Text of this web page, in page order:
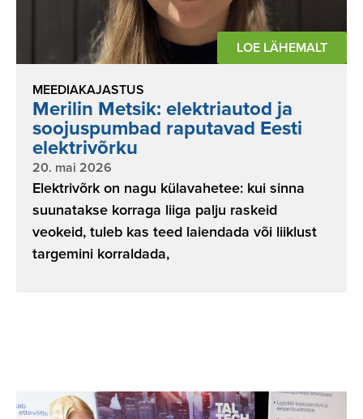
LOE LÄHEMALT
MEEDIAKAJASTUS
Merilin Metsik: elektriautod ja
soojuspumbad raputavad Eesti
elektrivõrku
20. mai 2026
Elektrivõrk on nagu külavahetee: kui sinna
suunatakse korraga liiga palju raskeid
veokeid, tuleb kas teed laiendada või liiklust
targemini korraldada,